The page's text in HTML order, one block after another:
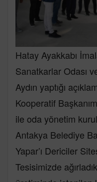
Hatay Ayakkabı
Sanatkarlar Odası
Aydın yaptığı
Kooperatif
ile oda yönetim
Antakya Belediye
Yapar’ı Dericiler
Tesisimizde